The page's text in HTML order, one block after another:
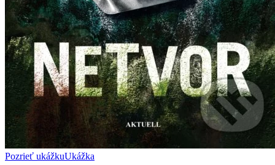
Pozrieť ukážkuUkážka